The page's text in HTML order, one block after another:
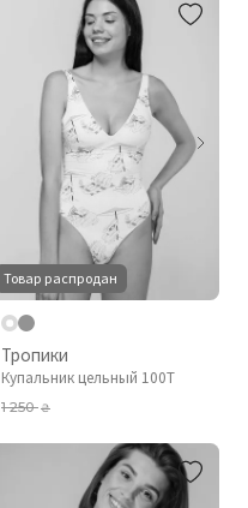
Товар распродан
Тропики
Купальник цельный 100T
1 250₴